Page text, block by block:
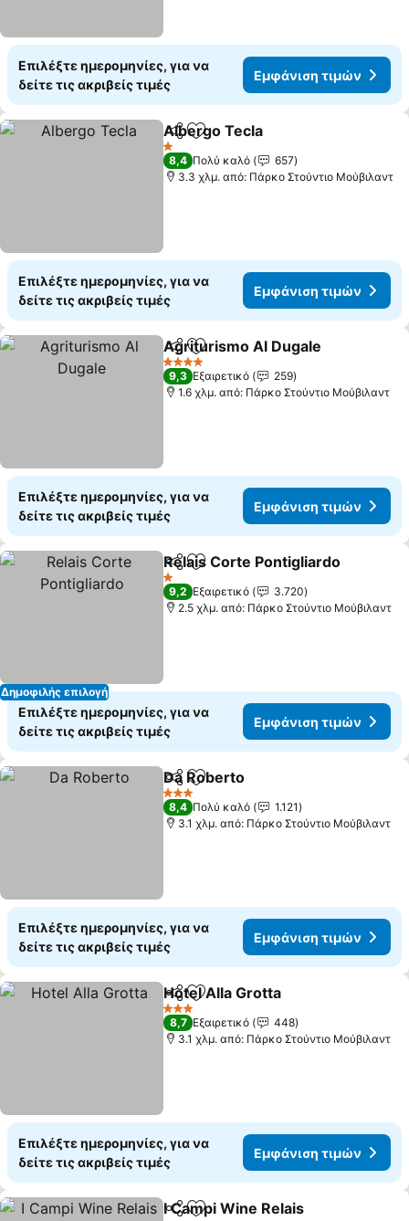
Επιλέξτε ημερομηνίες, για να
δείτε τις ακριβείς τιμές
Εμφάνιση τιμών
Κοινοποίηση
Προσθήκη στα αγαπημένα
Albergo Tecla
1 Αστέρια
8,4 Πολύ καλό
657
3.3 χλμ. από: Πάρκο Στούντιο Μούβιλαντ
Επιλέξτε ημερομηνίες, για να
δείτε τις ακριβείς τιμές
Εμφάνιση τιμών
Κοινοποίηση
Προσθήκη στα αγαπημένα
Agriturismo Al Dugale
4 Αστέρια
9,3 Εξαιρετικό
259
1.6 χλμ. από: Πάρκο Στούντιο Μούβιλαντ
Επιλέξτε ημερομηνίες, για να
δείτε τις ακριβείς τιμές
Εμφάνιση τιμών
Δημοφιλής επιλογή
Κοινοποίηση
Προσθήκη στα αγαπημένα
Relais Corte Pontigliardo
1 Αστέρια
9,2 Εξαιρετικό
3.720
2.5 χλμ. από: Πάρκο Στούντιο Μούβιλαντ
Επιλέξτε ημερομηνίες, για να
δείτε τις ακριβείς τιμές
Εμφάνιση τιμών
Κοινοποίηση
Προσθήκη στα αγαπημένα
Da Roberto
3 Αστέρια
8,4 Πολύ καλό
1.121
3.1 χλμ. από: Πάρκο Στούντιο Μούβιλαντ
Επιλέξτε ημερομηνίες, για να
δείτε τις ακριβείς τιμές
Εμφάνιση τιμών
Κοινοποίηση
Προσθήκη στα αγαπημένα
Hotel Alla Grotta
3 Αστέρια
8,7 Εξαιρετικό
448
3.1 χλμ. από: Πάρκο Στούντιο Μούβιλαντ
Επιλέξτε ημερομηνίες, για να
δείτε τις ακριβείς τιμές
Εμφάνιση τιμών
Κοινοποίηση
I Campi Wine Relais